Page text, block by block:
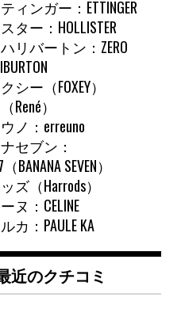
ィンガー：ETTINGER
ター：HOLLISTER
リバートン：ZERO
シー（FOXEY）
René）
ノ：erreuno
セブン：
BANANA SEVEN）
ズ（Harrods）
ヌ：CELINE
カ：PAULE KA
近のクチコミ